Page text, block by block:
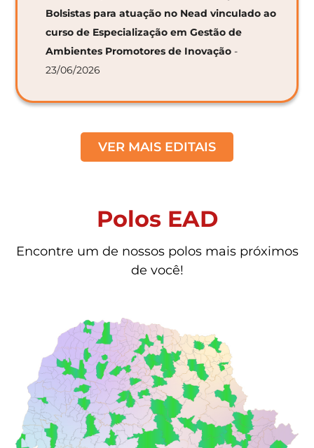
Bolsistas para atuação no Nead vinculado ao
curso de Especialização em Gestão de
Ambientes Promotores de Inovação -
23/06/2026
VER MAIS EDITAIS
Polos EAD
Encontre um de nossos polos mais próximos
de você!